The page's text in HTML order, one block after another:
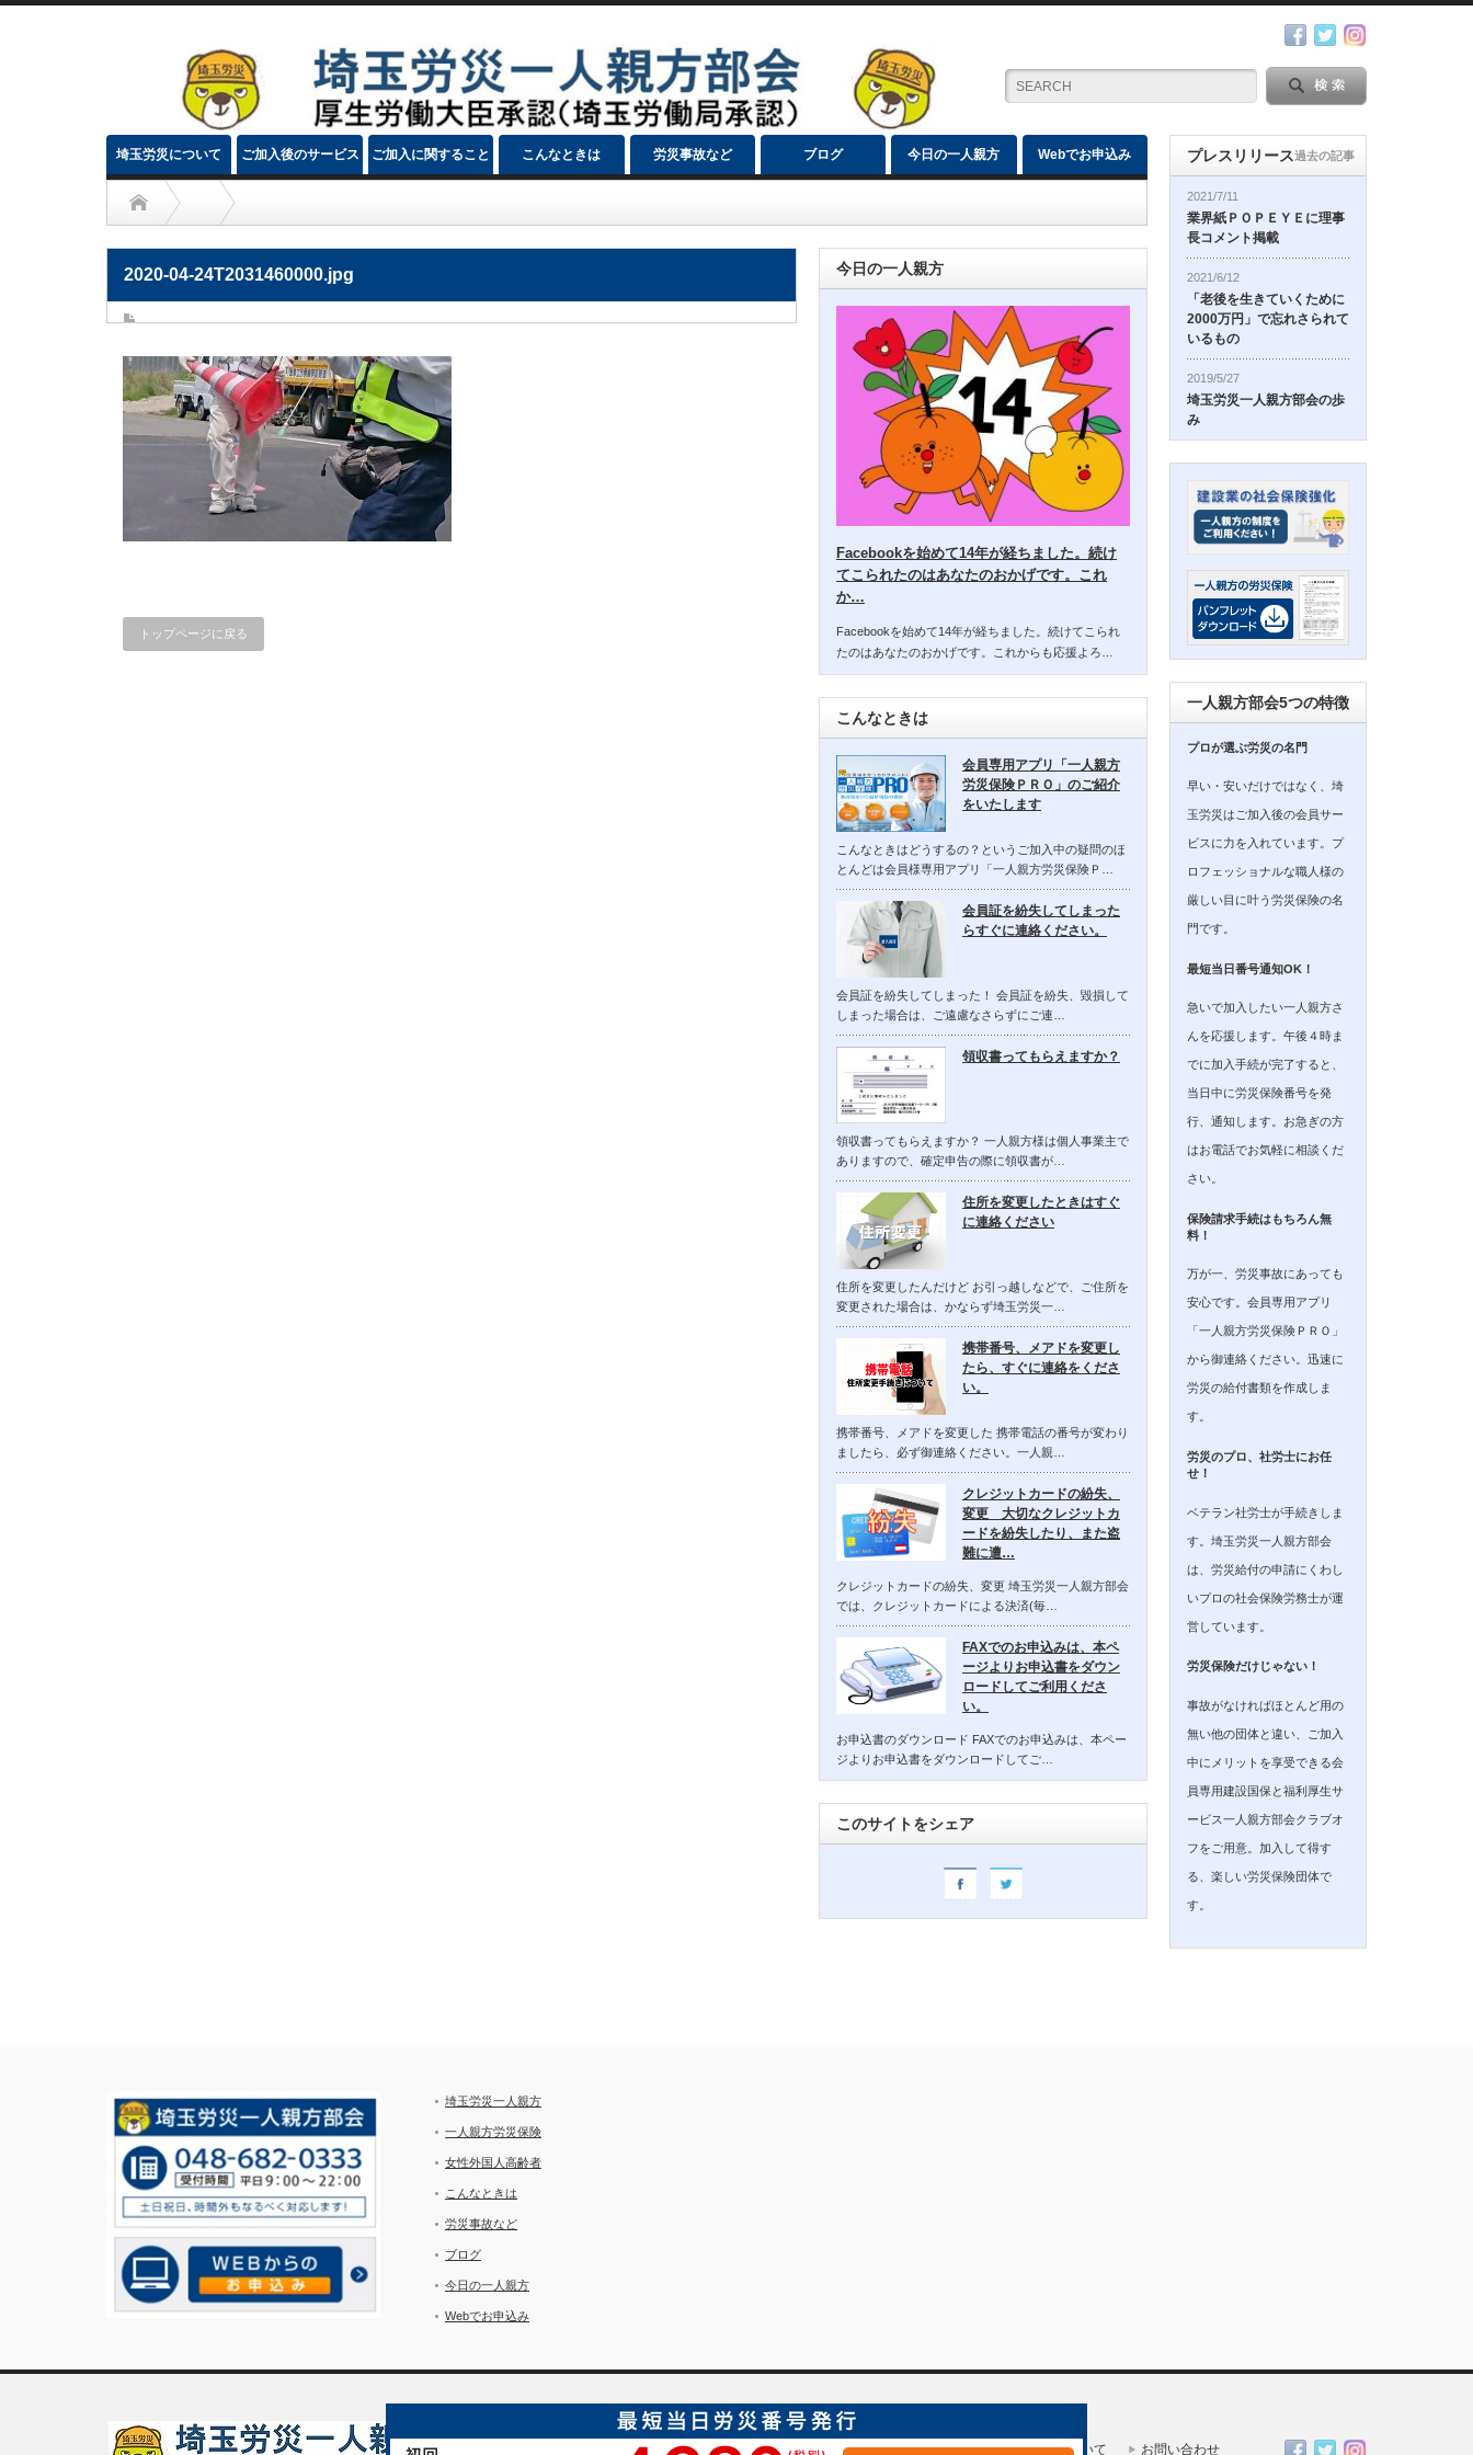
埼玉労災について ご加入後のサービス ご加入に関すること こんなときは 労災事故など ブログ 今日の一人親方 Webでお申込み
2020-04-24T2031460000.jpg
トップページに戻る
今日の一人親方
Facebookを始めて14年が経ちました。続け
てこられたのはあなたのおかげです。これ
か…
Facebookを始めて14年が経ちました。続けてこられ
たのはあなたのおかげです。これからも応援よろ…
こんなときは
会員専用アプリ「一人親方
労災保険ＰＲＯ」のご紹介
をいたします
こんなときはどうするの？というご加入中の疑問のほ
とんどは会員様専用アプリ「一人親方労災保険Ｐ…
会員証を紛失してしまった
らすぐに連絡ください。
会員証を紛失してしまった！ 会員証を紛失、毀損して
しまった場合は、ご遠慮なさらずにご連…
領収書ってもらえますか？
領収書ってもらえますか？ 一人親方様は個人事業主で
ありますので、確定申告の際に領収書が…
住所を変更したときはすぐ
に連絡ください
住所を変更したんだけど お引っ越しなどで、ご住所を
変更された場合は、かならず埼玉労災一…
携帯番号、メアドを変更し
たら、すぐに連絡をくださ
い。
携帯番号、メアドを変更した 携帯電話の番号が変わり
ましたら、必ず御連絡ください。一人親…
クレジットカードの紛失、
変更 大切なクレジットカ
ードを紛失したり、また盗
難に遭…
クレジットカードの紛失、変更 埼玉労災一人親方部会
では、クレジットカードによる決済(毎…
FAXでのお申込みは、本ペ
ージよりお申込書をダウン
ロードしてご利用くださ
い。
お申込書のダウンロード FAXでのお申込みは、本ペー
ジよりお申込書をダウンロードしてご…
このサイトをシェア
プレスリリース
2021/7/11
業界紙ＰＯＰＥＹＥに理事
長コメント掲載
2021/6/12
「老後を生きていくために
2000万円」で忘れさられて
いるもの
2019/5/27
埼玉労災一人親方部会の歩
み
過去の記事
一人親方部会5つの特徴
プロが選ぶ労災の名門
早い・安いだけではなく、埼
玉労災はご加入後の会員サー
ビスに力を入れています。プ
ロフェッショナルな職人様の
厳しい目に叶う労災保険の名
門です。
最短当日番号通知OK！
急いで加入したい一人親方さ
んを応援します。午後４時ま
でに加入手続が完了すると、
当日中に労災保険番号を発
行、通知します。お急ぎの方
はお電話でお気軽に相談くだ
さい。
保険請求手続はもちろん無
料！
万が一、労災事故にあっても
安心です。会員専用アプリ
「一人親方労災保険ＰＲＯ」
から御連絡ください。迅速に
労災の給付書類を作成しま
す。
労災のプロ、社労士にお任
せ！
ベテラン社労士が手続きしま
す。埼玉労災一人親方部会
は、労災給付の申請にくわし
いプロの社会保険労務士が運
営しています。
労災保険だけじゃない！
事故がなければほとんど用の
無い他の団体と違い、ご加入
中にメリットを享受できる会
員専用建設国保と福利厚生サ
ービス一人親方部会クラブオ
フをご用意。加入して得す
る、楽しい労災保険団体で
す。
埼玉労災一人親方
一人親方労災保険
女性外国人高齢者
こんなときは
労災事故など
ブログ
今日の一人親方
Webでお申込み
埼玉労災一人親方部会について お問い合わせ